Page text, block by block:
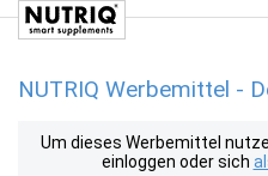
NUTRIQ Werbemittel -
Um dieses Werbemittel
einloggen oder sich